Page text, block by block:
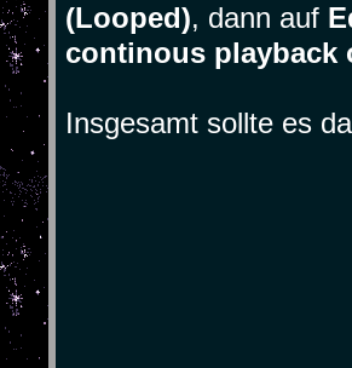
(Looped), dann auf
continous playback
Insgesamt sollte es